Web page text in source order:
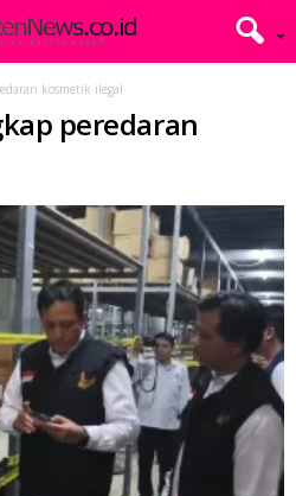
kosmetik ilegal
peredaran